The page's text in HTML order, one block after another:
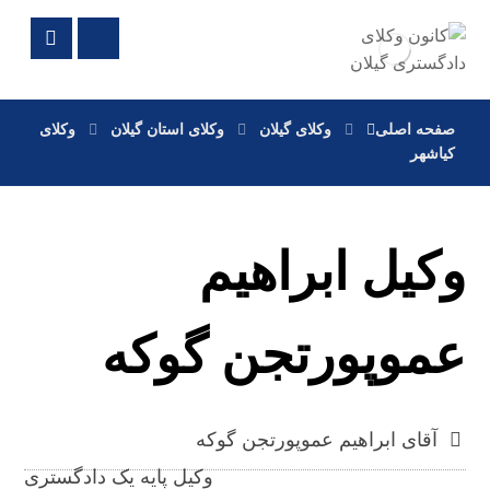
صفحه اصلی وکلای گیلان وکلای استان گیلان
وکلای
کیاشهر
وکیل ابراهیم
عموپورتجن گوکه
آقای ابراهیم عموپورتجن گوکه
وکیل پایه یک دادگستری